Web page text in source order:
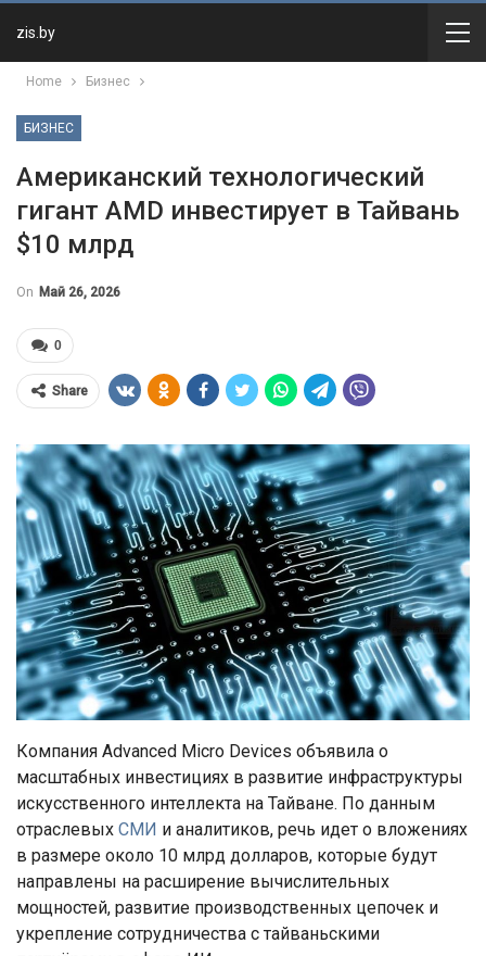
zis.by
Home Бизнес
БИЗНЕС
Американский технологический
гигант AMD инвестирует в Тайвань
$10 млрд
On Май 26, 2026
0
Share
Компания Advanced Micro Devices объявила о
масштабных инвестициях в развитие инфраструктуры
искусственного интеллекта на Тайване. По данным
отраслевых СМИ и аналитиков, речь идет о вложениях
в размере около 10 млрд долларов, которые будут
направлены на расширение вычислительных
мощностей, развитие производственных цепочек и
укрепление сотрудничества с тайваньскими